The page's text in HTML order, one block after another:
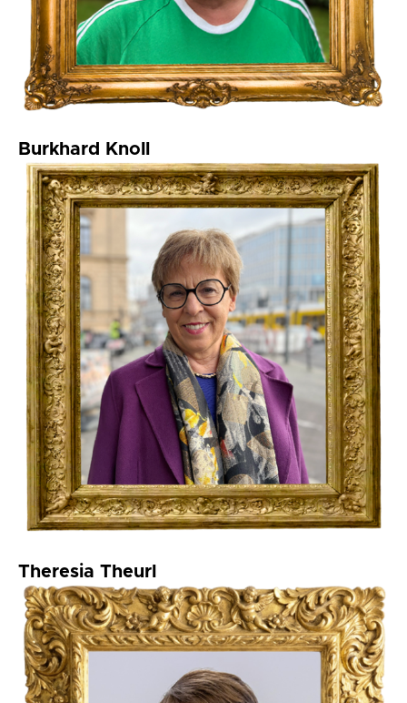
Burkhard Knoll
Theresia Theurl